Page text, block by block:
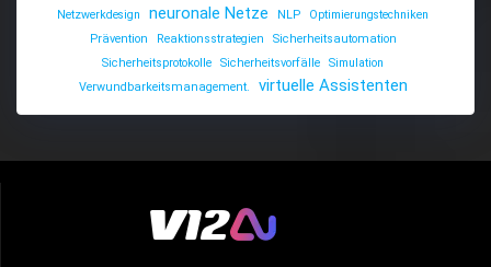
Netzwerkdesign
neuronale Netze NLP
Optimierungstechniken
Prävention
Reaktionsstrategien
Sicherheitsautomation
Sicherheitsprotokolle
Sicherheitsvorfälle
Simulation
Verwundbarkeitsmanagement.
virtuelle Assistenten